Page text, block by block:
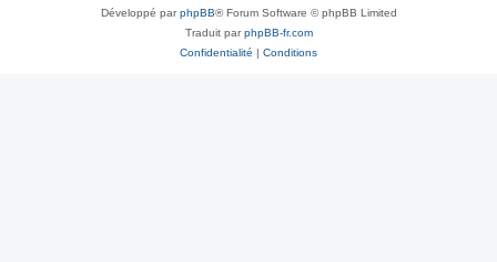
Développé parphpBB® Forum Software © phpBB Limited
Traduit parphpBB-fr.com
Confidentialité | Conditions